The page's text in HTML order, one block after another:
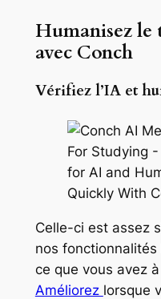
Humanisez le
avec Conch
Vérifiez l’IA et
Celle-ci est assez
nos
ce que vous avez
Améliorez lorsque